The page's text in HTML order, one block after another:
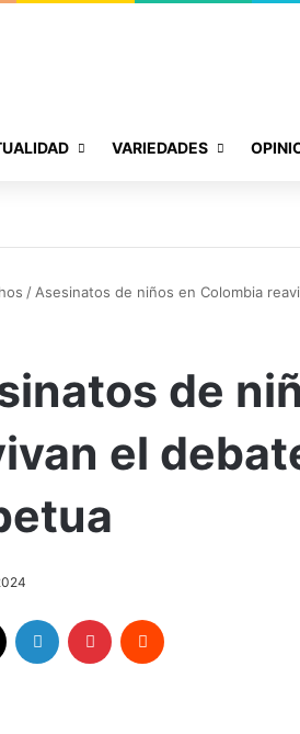
VARIEDADES
/ Asesinatos de niños en Colombia
de
el
LinkedIn Pinterest